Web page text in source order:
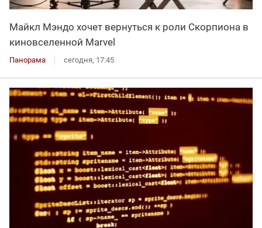
Майкл Мэндо хочет вернуться к роли Скорпиона в
киновселенной Marvel
Панорама сегодня, 17:45